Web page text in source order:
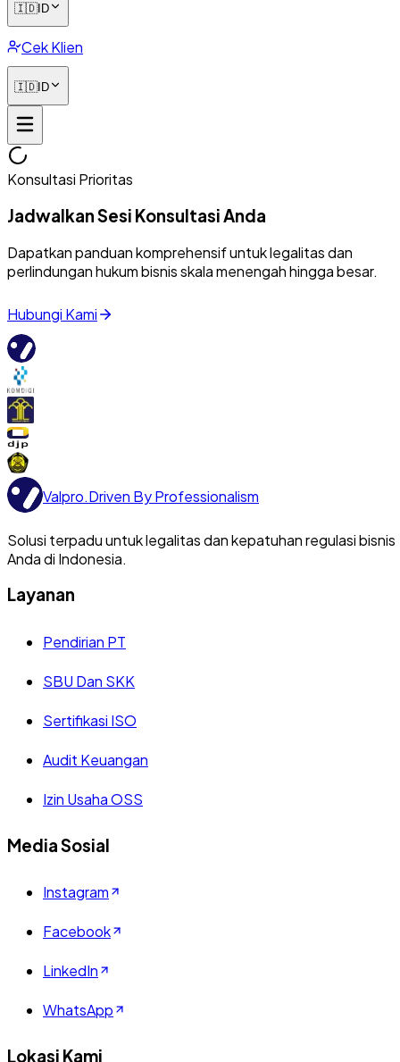
🇮🇩ID
Cek Klien
🇮🇩ID
Konsultasi Prioritas
Jadwalkan Sesi Konsultasi Anda
Dapatkan panduan komprehensif untuk legalitas dan
perlindungan hukum bisnis skala menengah hingga besar.
Hubungi Kami
Valpro.Driven By Professionalism
Solusi terpadu untuk legalitas dan kepatuhan regulasi bisnis
Anda di Indonesia.
Layanan
Pendirian PT
SBU Dan SKK
Sertifikasi ISO
Audit Keuangan
Izin Usaha OSS
Media Sosial
Instagram
Facebook
LinkedIn
WhatsApp
Lokasi Kami